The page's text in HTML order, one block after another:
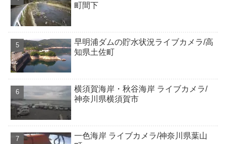
町間下
早明浦ダムの貯水状況ライブカメラ/高
知県土佐町
横須賀海岸・秋谷海岸 ライブカメラ/
神奈川県横須賀市
一色海岸 ライブカメラ/神奈川県葉山